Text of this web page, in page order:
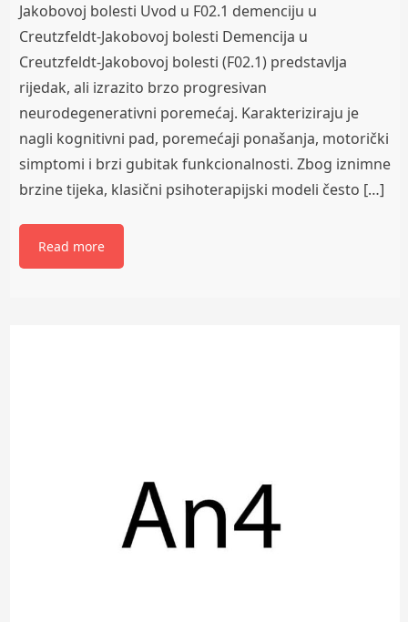
Jakobovoj bolesti Uvod u F02.1 demenciju u
Creutzfeldt-Jakobovoj bolesti Demencija u
Creutzfeldt-Jakobovoj bolesti (F02.1) predstavlja
rijedak, ali izrazito brzo progresivan
neurodegenerativni poremećaj. Karakteriziraju je
nagli kognitivni pad, poremećaji ponašanja, motorički
simptomi i brzi gubitak funkcionalnosti. Zbog iznimne
brzine tijeka, klasični psihoterapijski modeli često […]
Read more